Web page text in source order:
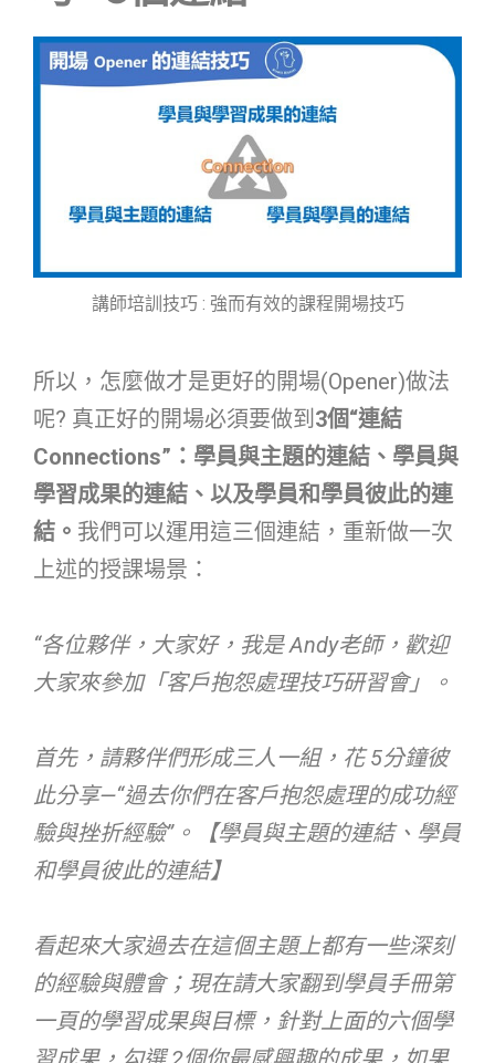
講師培訓技巧 : 強而有效的課程開場技巧
所以，怎麼做才是更好的開場(Opener)做法
呢? 真正好的開場必須要做到 3個“連結
Connections”：學員與主題的連結、學員與
學習成果的連結、以及學員和學員彼此的連
結。 我們可以運用這三個連結，重新做一次
上述的授課場景：
“各位夥伴，大家好，我是 Andy老師，歡迎
大家來參加「客戶抱怨處理技巧研習會」。
首先，請夥伴們形成三人一組，花 5分鐘彼
此分享—“過去你們在客戶抱怨處理的成功經
驗與挫折經驗”。【學員與主題的連結、學員
和學員彼此的連結】
看起來大家過去在這個主題上都有一些深刻
的經驗與體會；現在請大家翻到學員手冊第
一頁的學習成果與目標，針對上面的六個學